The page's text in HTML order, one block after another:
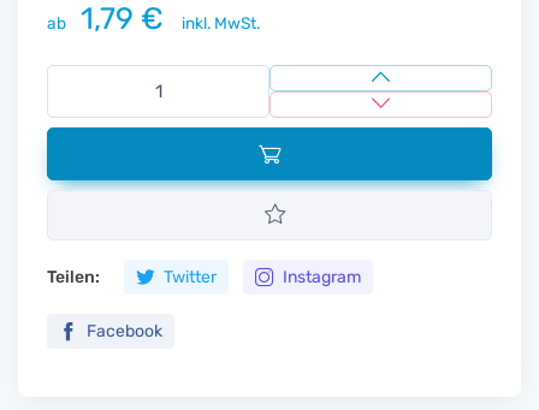
ab
1,79 € inkl. MwSt.
Teilen: Twitter Instagram
Facebook